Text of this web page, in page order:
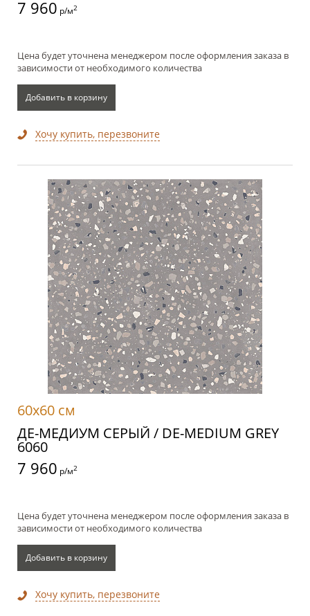
7 960 р/м2
Цена будет уточнена менеджером после оформления заказа в
зависимости от необходимого количества
Добавить в корзину
Хочу купить, перезвоните
60x60 см
ДЕ-МЕДИУМ СЕРЫЙ / DE-MEDIUM GREY
6060
7 960 р/м2
Цена будет уточнена менеджером после оформления заказа в
зависимости от необходимого количества
Добавить в корзину
Хочу купить, перезвоните